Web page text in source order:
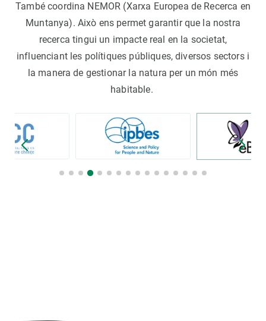
També coordina NEMOR (Xarxa Europea de Recerca en
Muntanya). Això ens permet garantir que la nostra
recerca tingui un impacte real en la societat,
influenciant les polítiques públiques, diversos sectors i
la manera de gestionar la natura per un món més
habitable.